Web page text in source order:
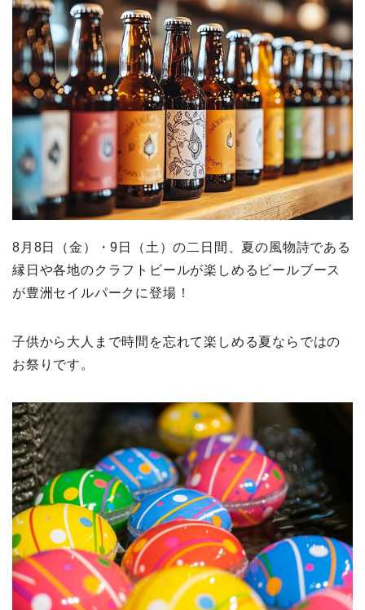
8月8日（金）・9日（土）の二日間、夏の風物詩である
縁日や各地のクラフトビールが楽しめるビールブース
が豊洲セイルパークに登場！
子供から大人まで時間を忘れて楽しめる夏ならではの
お祭りです。